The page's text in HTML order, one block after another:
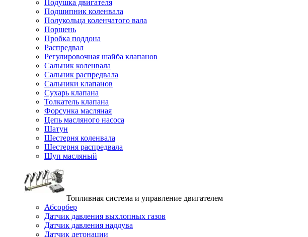
Подушка двигателя
Подшипник коленвала
Полукольца коленчатого вала
Поршень
Пробка поддона
Распредвал
Регулировочная шайба клапанов
Сальник коленвала
Сальник распредвала
Сальники клапанов
Сухарь клапана
Толкатель клапана
Форсунка масляная
Цепь масляного насоса
Шатун
Шестерня коленвала
Шестерня распредвала
Щуп масляный
Топливная система и управление двигателем
Абсорбер
Датчик давления выхлопных газов
Датчик давления наддува
Датчик детонации